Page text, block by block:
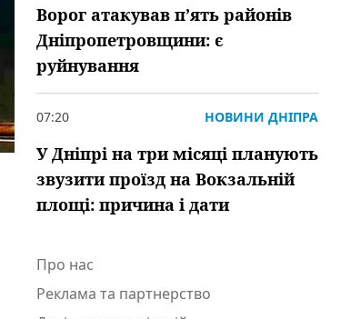
Ворог атакував пʼять районів
Дніпропетровщини: є
руйнування
07:20 НОВИНИ ДНІПРА
У Дніпрі на три місяці планують
звузити проїзд на Вокзальній
площі: причина і дати
Про нас
Реклама та партнерство